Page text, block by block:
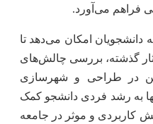
فراهم می‌آورد.
دانشجویان امکان می‌دهد تا
گذشته، بررسی چالش‌های
در طراحی و شهرسازی
به رشد فردی دانشجو کمک
کاربردی و موثر در جامعه